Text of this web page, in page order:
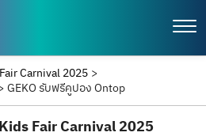
Carnival 2025 >
GEKO รับฟรีคูปอง Ontop
Fair Carnival 2025